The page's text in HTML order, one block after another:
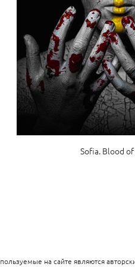
Sofia. Blood
на сайте являются